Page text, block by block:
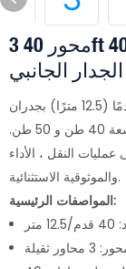
3 محور 40ft نصف مقطورة-40T/50T تصميم
الجدار الجانبي
يتميزنا القوي المكون من 3 محاور بزاوية 40 قدمًا (12.5 مترًا) بجدران
جانبية متينة لنقل البضائع الآمن ، المتوفرة بتكوينات سعة 40 طن و 50 طن.
النقل ، الأداء
والموثوقية الاستثنائية.
المواصفات الرئيسية:
ثقيلة